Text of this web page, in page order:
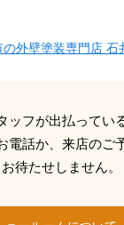
の外壁塗装専門店 石
フが出払ってい
電話か、来店のご
お待たせしません。